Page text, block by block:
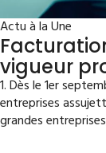
Actu à la Une
vigueur
1. Dès le 1er
entreprises
grandes